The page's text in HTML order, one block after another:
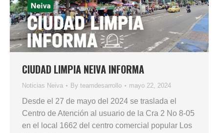
CIUDAD LIMPIA NEIVA INFORMA
Noticias Neiva By teamdesarrollo mayo 22, 2024
Desde el 27 de mayo del 2024 se traslada el
Centro de Atención al usuario de la Cra 2 No 8-05
en el local 1662 del centro comercial popular Los